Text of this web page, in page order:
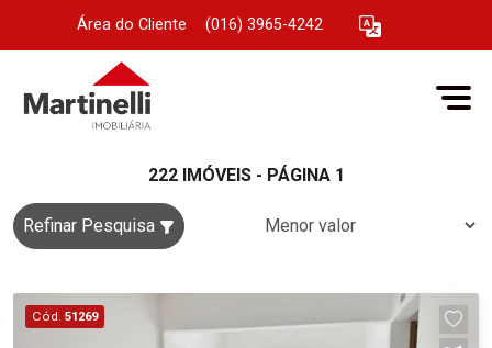
Área do Cliente (016) 3965-4242
222 IMÓVEIS - PÁGINA 1
Refinar Pesquisa
Cód. 51269